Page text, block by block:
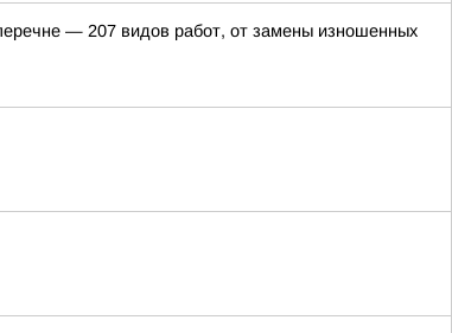
— 207 видов работ, от замены изношенных